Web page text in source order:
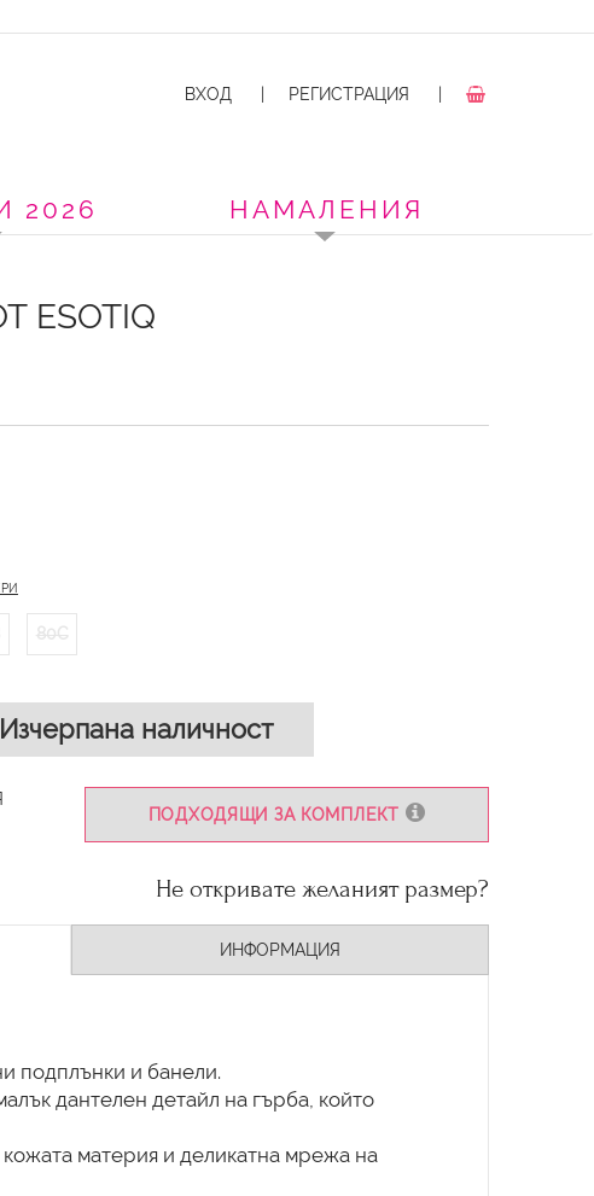
ВХОД РЕГИСТРАЦИЯ
2026 НАМАЛЕНИЯ
ESOTIQ
80C
наличност
ПОДХОДЯЩИ ЗА КОМПЛЕКТ
Не откривате желаният размер?
ИНФОРМАЦИЯ
подплънки и банели.
дантелен детайл на гърба, който
материя и деликатна мрежа на